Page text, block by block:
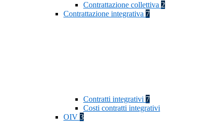
Contrattazione collettiva 2
Contrattazione integrativa 7
Contratti integrativi 7
Costi contratti integrativi
OIV 3